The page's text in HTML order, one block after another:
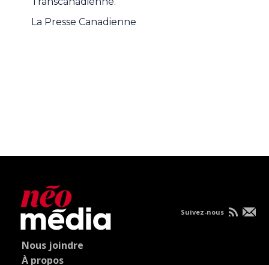
La Presse Canadienne
Nous joindre
À propos
Suivez-nous